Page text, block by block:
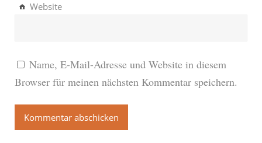
Website
Name, E-Mail-Adresse und Website in diesem
Browser für meinen nächsten Kommentar speichern.